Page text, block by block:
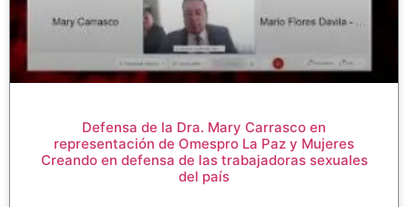
Defensa de la Dra. Mary Carrasco en
representación de Omespro La Paz y Mujeres
Creando en defensa de las trabajadoras sexuales
del país